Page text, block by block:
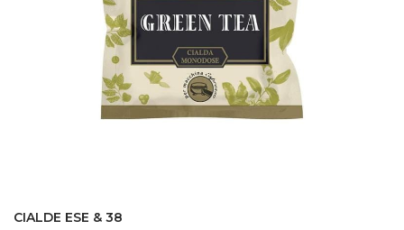
CIALDE ESE & 38